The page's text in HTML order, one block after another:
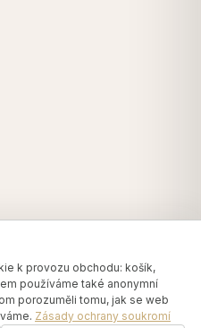
k provozu obchodu: košík,
používáme také anonymní
porozuměli tomu, jak se web
Zásady ochrany soukromí